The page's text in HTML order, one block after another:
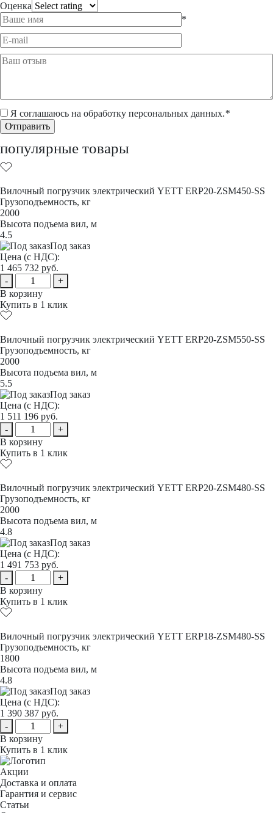
Оценка
*
Я соглашаюсь на обработку персональных данных.*
популярные товары
Вилочный погрузчик электрический YETT ERP20-ZSM450-SS
Грузоподъемность, кг
2000
Высота подъема вил, м
4.5
Под заказ
Цена (с НДС):
1 465 732 руб.
-
+
В корзину
Купить в 1 клик
Вилочный погрузчик электрический YETT ERP20-ZSM550-SS
Грузоподъемность, кг
2000
Высота подъема вил, м
5.5
Под заказ
Цена (с НДС):
1 511 196 руб.
-
+
В корзину
Купить в 1 клик
Вилочный погрузчик электрический YETT ERP20-ZSM480-SS
Грузоподъемность, кг
2000
Высота подъема вил, м
4.8
Под заказ
Цена (с НДС):
1 491 753 руб.
-
+
В корзину
Купить в 1 клик
Вилочный погрузчик электрический YETT ERP18-ZSM480-SS
Грузоподъемность, кг
1800
Высота подъема вил, м
4.8
Под заказ
Цена (с НДС):
1 390 387 руб.
-
+
В корзину
Купить в 1 клик
Акции
Доставка и оплата
Гарантия и сервис
Статьи